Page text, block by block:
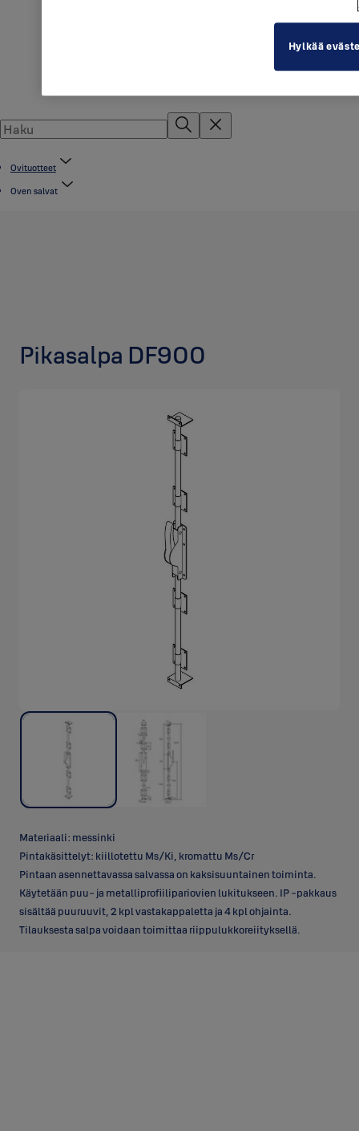
Ovituotteet
Oven salvat
Pikasalpa DF900
Materiaali: messinki
Pintakäsittelyt: kiillotettu Ms/Ki, kromattu Ms/Cr
Pintaan asennettavassa salvassa on kaksisuuntainen toiminta.
Käytetään puu- ja metalliprofiilipariovien lukitukseen. IP -pakkaus
sisältää puuruuvit, 2 kpl vastakappaletta ja 4 kpl ohjainta.
Tilauksesta salpa voidaan toimittaa riippulukkoreiityksellä.
Hylkää